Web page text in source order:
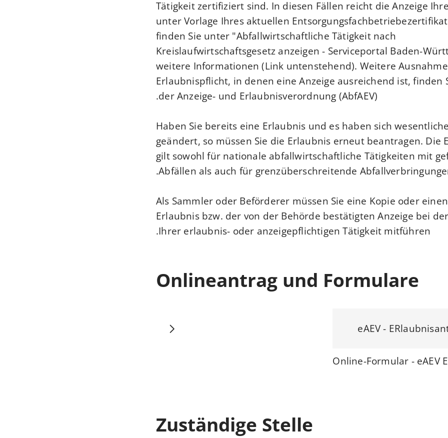
Tätigkeit zertifiziert sind. In diesen Fällen reicht die Anzeige
unter Vorlage Ihres aktuellen
finden Sie unter "Abfallwirtschaftliche Tätigkeit nach
Kreislaufwirtschaftsgesetz anzeigen - Serviceportal Baden-
weitere Informationen (Link untenstehend). Weitere
Erlaubnispflicht, in denen eine Anzeige ausreichend ist, finden
der Anzeige- und Erlaubnisverordnung (AbfAEV).
Haben Sie bereits eine Erlaubnis und es haben sich
geändert, so müssen Sie die Erlaubnis erneut beantragen. Die
gilt sowohl für nationale abfallwirtschaftliche Tätigkeiten mit
Abfällen als auch für grenzüberschreitende
Als Sammler oder Beförderer müssen Sie eine Kopie oder
Erlaubnis bzw. der von der Behörde bestätigten Anzeige bei
Ihrer erlaubnis- oder anzeigepflichtigen Tätigkeit mitführen.
Onlineantrag und Formulare
eAEV -
Online-Formular - eAEV
Zuständige Stelle